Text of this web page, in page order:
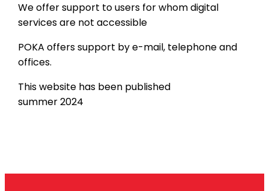
We offer support to users for whom digital
services are not accessible
POKA offers support by e-mail, telephone and
offices.
This website has been published
summer 2024